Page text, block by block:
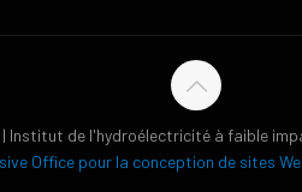
Institut de l'hydroélectricité à faible
Office pour la conception de sites